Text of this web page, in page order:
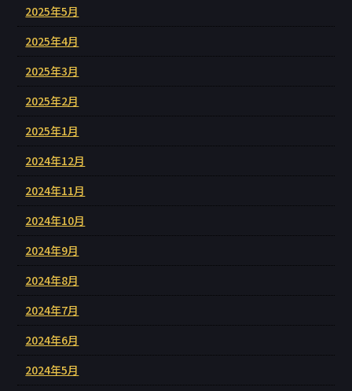
2025年5月
2025年4月
2025年3月
2025年2月
2025年1月
2024年12月
2024年11月
2024年10月
2024年9月
2024年8月
2024年7月
2024年6月
2024年5月